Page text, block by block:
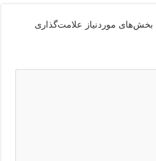
بخش‌های موردنیاز علامت‌گذاری